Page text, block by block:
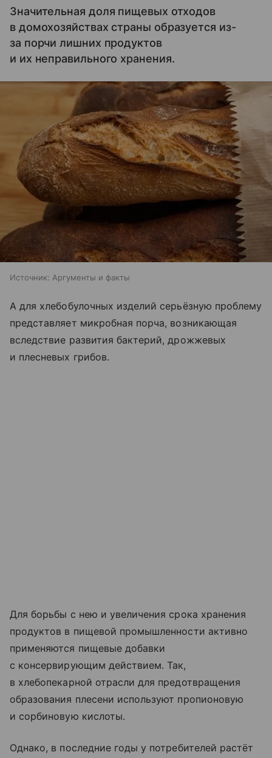
Значительная доля пищевых отходов
в домохозяйствах страны образуется из-
за порчи лишних продуктов
и их неправильного хранения.
Источник: Аргументы и факты
А для хлебобулочных изделий серьёзную проблему
представляет микробная порча, возникающая
вследствие развития бактерий, дрожжевых
и плесневых грибов.
Для борьбы с нею и увеличения срока хранения
продуктов в пищевой промышленности активно
применяются пищевые добавки
с консервирующим действием. Так,
в хлебопекарной отрасли для предотвращения
образования плесени используют пропионовую
и сорбиновую кислоты.
Однако, в последние годы у потребителей растёт